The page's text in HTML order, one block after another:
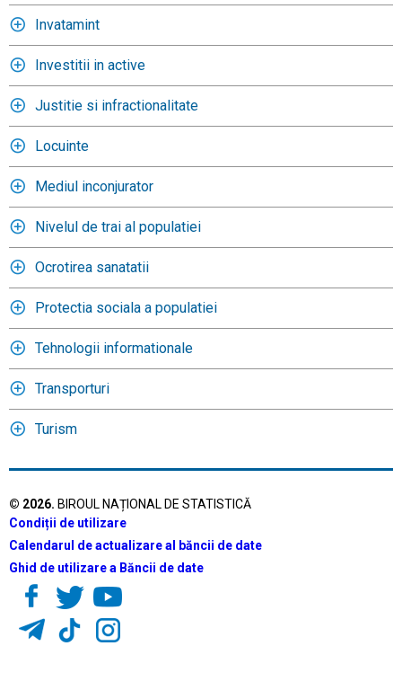
Invatamint
Investitii in active
Justitie si infractionalitate
Locuinte
Mediul inconjurator
Nivelul de trai al populatiei
Ocrotirea sanatatii
Protectia sociala a populatiei
Tehnologii informationale
Transporturi
Turism
© 2026. BIROUL NAȚIONAL DE STATISTICĂ
Condiții de utilizare
Calendarul de actualizare al băncii de date
Ghid de utilizare a Băncii de date